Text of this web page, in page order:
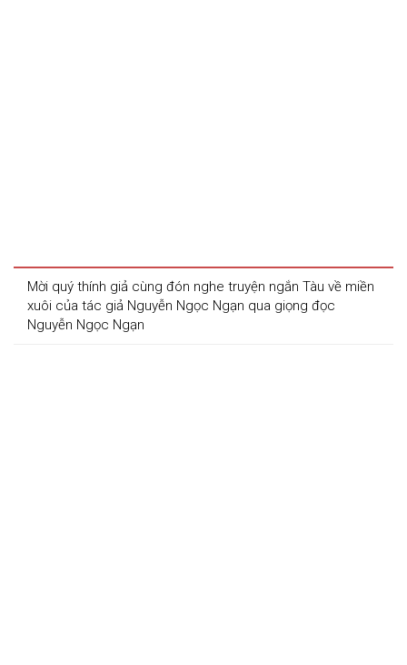
Mời quý thính giả cùng đón nghe truyện ngắn Tàu về miền
xuôi của tác giả Nguyễn Ngọc Ngạn qua giọng đọc
Nguyễn Ngọc Ngạn